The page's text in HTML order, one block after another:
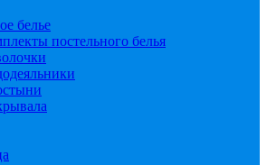
белье
постельного белья